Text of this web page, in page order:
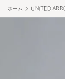
ホーム UNITED